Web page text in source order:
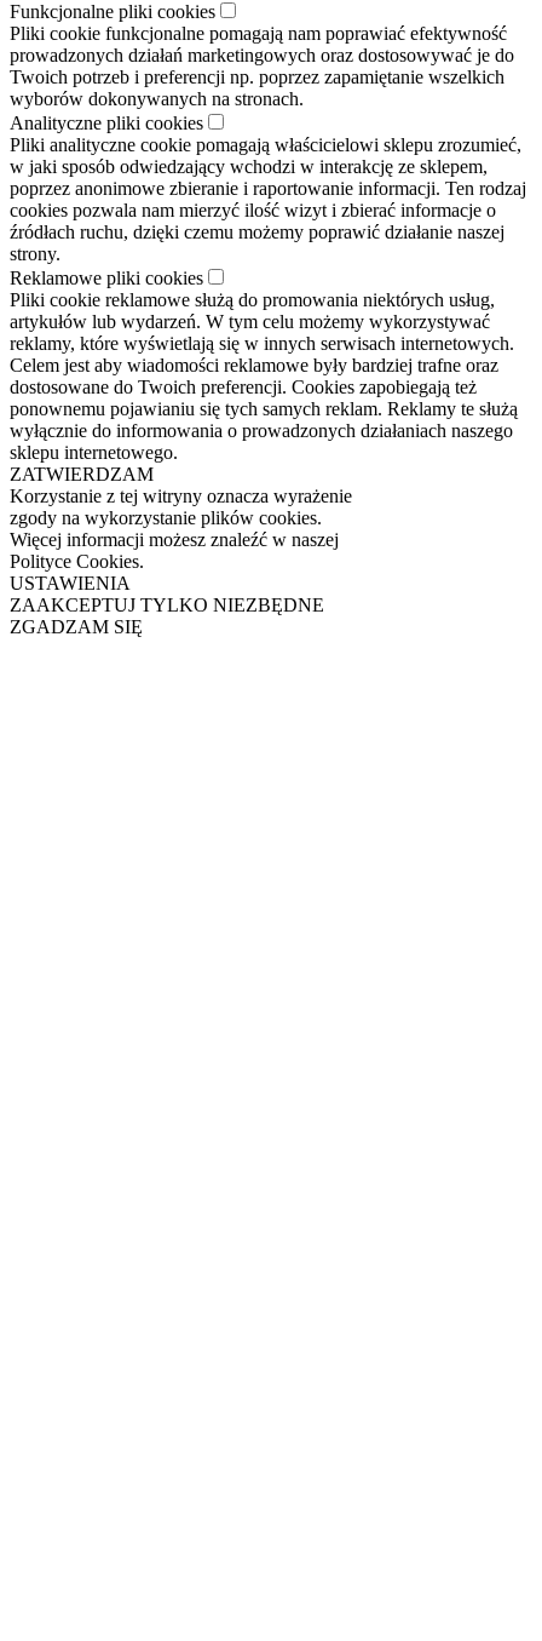
Funkcjonalne pliki cookies
Pliki cookie funkcjonalne pomagają nam poprawiać efektywność
prowadzonych działań marketingowych oraz dostosowywać je do
Twoich potrzeb i preferencji np. poprzez zapamiętanie wszelkich
wyborów dokonywanych na stronach.
Analityczne pliki cookies
Pliki analityczne cookie pomagają właścicielowi sklepu zrozumieć,
w jaki sposób odwiedzający wchodzi w interakcję ze sklepem,
poprzez anonimowe zbieranie i raportowanie informacji. Ten rodzaj
cookies pozwala nam mierzyć ilość wizyt i zbierać informacje o
źródłach ruchu, dzięki czemu możemy poprawić działanie naszej
strony.
Reklamowe pliki cookies
Pliki cookie reklamowe służą do promowania niektórych usług,
artykułów lub wydarzeń. W tym celu możemy wykorzystywać
reklamy, które wyświetlają się w innych serwisach internetowych.
Celem jest aby wiadomości reklamowe były bardziej trafne oraz
dostosowane do Twoich preferencji. Cookies zapobiegają też
ponownemu pojawianiu się tych samych reklam. Reklamy te służą
wyłącznie do informowania o prowadzonych działaniach naszego
sklepu internetowego.
ZATWIERDZAM
Korzystanie z tej witryny oznacza wyrażenie
zgody na wykorzystanie plików cookies.
Więcej informacji możesz znaleźć w naszej
Polityce Cookies.
USTAWIENIA
ZAAKCEPTUJ TYLKO NIEZBĘDNE
ZGADZAM SIĘ